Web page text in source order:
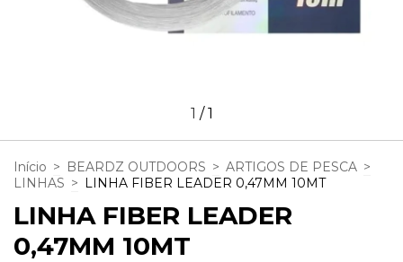
1 /1
Início > BEARDZ OUTDOORS > ARTIGOS DE PESCA >
LINHAS > LINHA FIBER LEADER 0,47MM 10MT
LINHA FIBER LEADER
0,47MM 10MT